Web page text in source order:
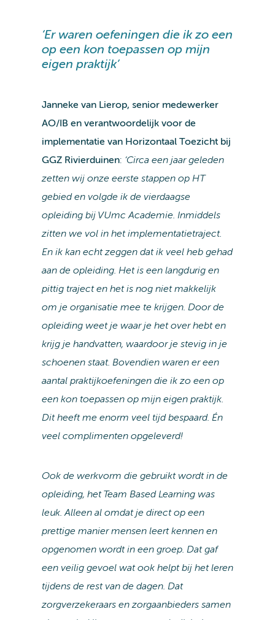
‘Er waren oefeningen die ik zo een
op een kon toepassen op mijn
eigen praktijk’
Janneke van Lierop, senior medewerker
AO/IB en verantwoordelijk voor de
implementatie van Horizontaal Toezicht bij
GGZ Rivierduinen: ‘Circa een jaar geleden
zetten wij onze eerste stappen op HT
gebied en volgde ik de vierdaagse
opleiding bij VUmc Academie. Inmiddels
zitten we vol in het implementatietraject.
En ik kan echt zeggen dat ik veel heb gehad
aan de opleiding. Het is een langdurig en
pittig traject en het is nog niet makkelijk
om je organisatie mee te krijgen. Door de
opleiding weet je waar je het over hebt en
krijg je handvatten, waardoor je stevig in je
schoenen staat. Bovendien waren er een
aantal praktijkoefeningen die ik zo een op
een kon toepassen op mijn eigen praktijk.
Dit heeft me enorm veel tijd bespaard. Én
veel complimenten opgeleverd!
Ook de werkvorm die gebruikt wordt in de
opleiding, het Team Based Learning was
leuk. Alleen al omdat je direct op een
prettige manier mensen leert kennen en
opgenomen wordt in een groep. Dat gaf
een veilig gevoel wat ook helpt bij het leren
tijdens de rest van de dagen. Dat
zorgverzekeraars en zorgaanbieders samen